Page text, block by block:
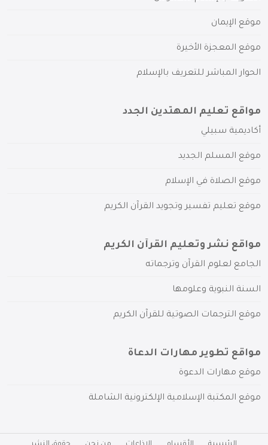
موقع الإيمان
موقع المعجزة الأخيرة
الحوار المباشر للتعريف بالإسلام
مواقع تعليم المهتدين الجدد
أكاديمية سبيلي
موقع المسلم الجديد
موقع الصلاة في الإسلام
موقع تعليم تفسير وتجويد القرآن الكريم
مواقع نشر وتعليم القرآن الكريم
الجامع لعلوم القرآن وترجماته
السنة النبوية وعلومها
موقع الترجمات الصوتية للقرآن الكريم
مواقع تطوير مهارات الدعاة
موقع مهارات الدعوة
موقع المكتبة الإسلامية الإلكترونية الشاملة